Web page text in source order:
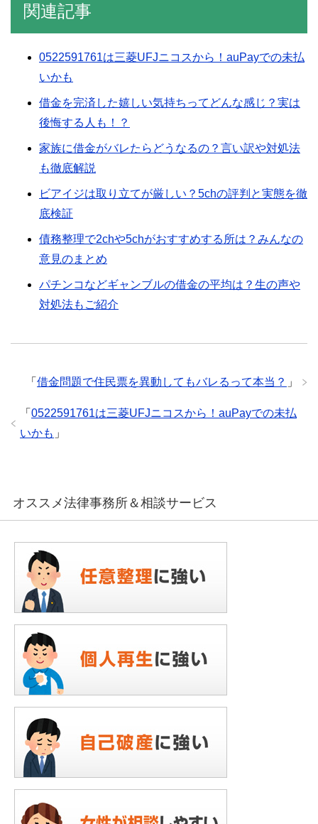
関連記事
0522591761は三菱UFJニコスから！auPayでの未払
いかも
借金を完済した嬉しい気持ちってどんな感じ？実は
後悔する人も！？
家族に借金がバレたらどうなるの？言い訳や対処法
も徹底解説
ビアイジは取り立てが厳しい？5chの評判と実態を徹
底検証
債務整理で2chや5chがおすすめする所は？みんなの
意見のまとめ
パチンコなどギャンブルの借金の平均は？生の声や
対処法もご紹介
「 借金問題で住民票を異動してもバレるって本当？ 」
「 0522591761は三菱UFJニコスから！auPayでの未払
いかも 」
オススメ法律事務所＆相談サービス